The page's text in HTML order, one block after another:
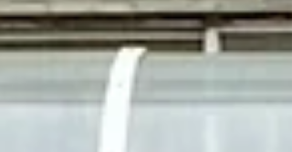
う…！！...